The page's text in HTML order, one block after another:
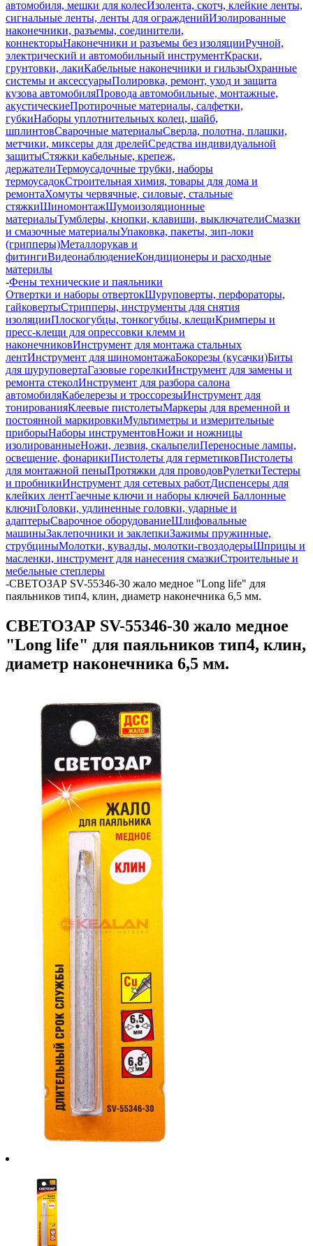
автомобиля, мешки для колесИзолента, скотч, клейкие ленты,
сигнальные ленты, ленты для огражденийИзолированные
наконечники, разъемы, соединители,
коннекторыНаконечники и разъемы без изоляцииРучной,
электрический и автомобильный инструментКраски,
грунтовки, лакиКабельные наконечники и гильзыОхранные
системы и аксессуарыПолировка, ремонт, уход и защита
кузова автомобиляПровода автомобильные, монтажные,
акустическиеПротирочные материалы, салфетки,
губкиНаборы уплотнительных колец, шайб,
шплинтовСварочные материалыСверла, полотна, плашки,
метчики, миксеры для дрелейСредства индивидуальной
защитыСтяжки кабельные, крепеж,
держателиТермоусадочные трубки, наборы
термоусадокСтроительная химия, товары для дома и
ремонтаХомуты червячные, силовые, стальные
стяжкиШиномонтажШумоизоляционные
материалыТумблеры, кнопки, клавиши, выключателиСмазки
и смазочные материалыУпаковка, пакеты, зип-локи
(грипперы)Металлорукав и
фитингиВидеонаблюдениеКондиционеры и расходные
материлы
-Фены технические и паяльники
Отвертки и наборы отвертокШуруповерты, перфораторы,
гайковертыСтрипперы, инструменты для снятия
изоляцииПлоскогубцы, тонкогубцы, клещиКримперы и
пресс-клещи для опрессовки клемм и
наконечниковИнструмент для монтажа стальных
лентИнструмент для шиномонтажаБокорезы (кусачки)Биты
для шуруповертаГазовые горелкиИнструмент для замены и
ремонта стеколИнструмент для разбора салона
автомобиляКабелерезы и троссорезыИнструмент для
тонированияКлеевые пистолетыМаркеры для временной и
постоянной маркировкиМультиметры и измерительные
приборыНаборы инструментовНожи и ножницы
изолированныеНожи, лезвия, скальпелиПереносные лампы,
освещение, фонарикиПистолеты для герметиковПистолеты
для монтажной пеныПротяжки для проводовРулеткиТестеры
и пробникиИнструмент для сетевых работДиспенсеры для
клейких лентГаечные ключи и наборы ключей Баллонные
ключиГоловки, удлиненные головки, ударные и
адаптерыСварочное оборудованиеШлифовальные
машиныЗаклепочники и заклепкиЗажимы пружинные,
струбциныМолотки, кувалды, молотки-гвоздодерыШприцы и
масленки, инструмент для нанесения смазкиСтроительные и
мебельные степлеры
-СВЕТОЗАР SV-55346-30 жало медное "Long life" для
паяльников тип4, клин, диаметр наконечника 6,5 мм.
СВЕТОЗАР SV-55346-30 жало медное
"Long life" для паяльников тип4, клин,
диаметр наконечника 6,5 мм.